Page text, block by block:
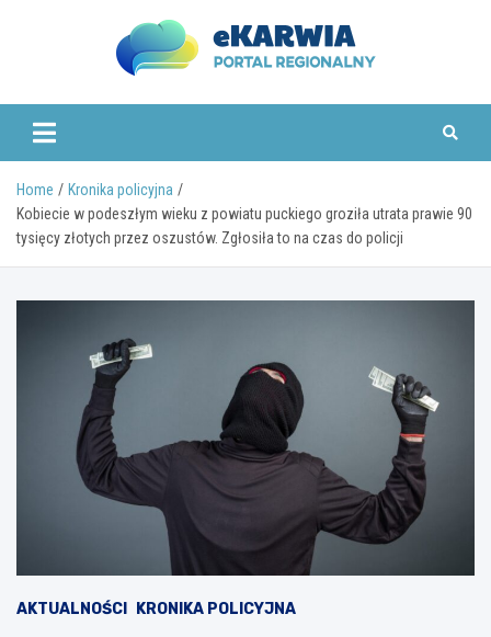
www.ekarwia.pl
Home
Kronika policyjna
Kobiecie w podeszłym wieku z powiatu puckiego groziła utrata prawie 90
tysięcy złotych przez oszustów. Zgłosiła to na czas do policji
AKTUALNOŚCI KRONIKA POLICYJNA